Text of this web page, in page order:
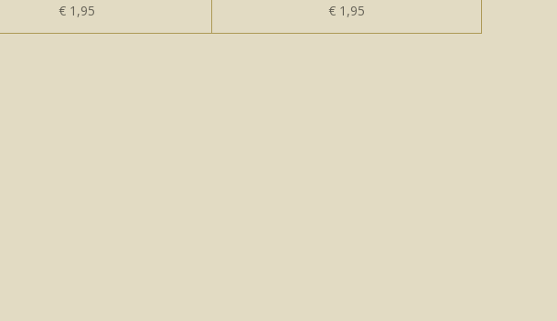
€ 1,95 € 1,95